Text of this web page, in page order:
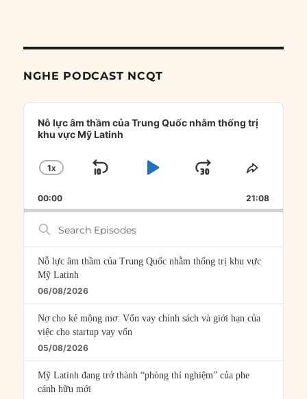
NGHE PODCAST NCQT
Audio
Player
Nỗ lực âm thầm của Trung Quốc nhằm thống trị
khu vực Mỹ Latinh
CHANGE
RATE
1X
SKIP
PLAYJUMP
FORWARD
SHARE
00:00 21:08
Search
Episodes
Nỗ lực âm thầm của Trung Quốc nhằm thống trị khu vực
Mỹ Latinh
06/08/2026
Nợ cho kẻ mộng mơ: Vốn vay chính sách và giới hạn của
việc cho startup vay vốn
05/08/2026
Mỹ Latinh đang trở thành “phòng thí nghiệm” của phe
cánh hữu mới